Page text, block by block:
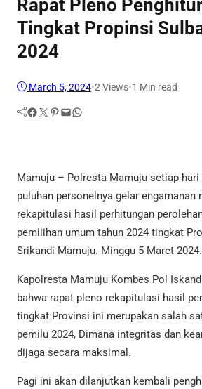
Rapat Pleno
Tingkat Propinsi
2024
March 5, 2024•2 Views•1 Min read
Facebook Twitter Pinterest Mail WhatsApp
Mamuju – Polresta Mamuju setiap hari
puluhan personelnya gelar engamanan
rekapitulasi hasil perhitungan
pemilihan umum tahun 2024 tingkat
Srikandi Mamuju. Minggu 5 Maret 2024.
Kapolresta Mamuju Kombes Pol
bahwa rapat pleno rekapitulasi hasil
tingkat Provinsi ini merupakan salah
pemilu 2024, Dimana integritas dan
dijaga secara maksimal.
Pagi ini akan dilanjutkan kembali